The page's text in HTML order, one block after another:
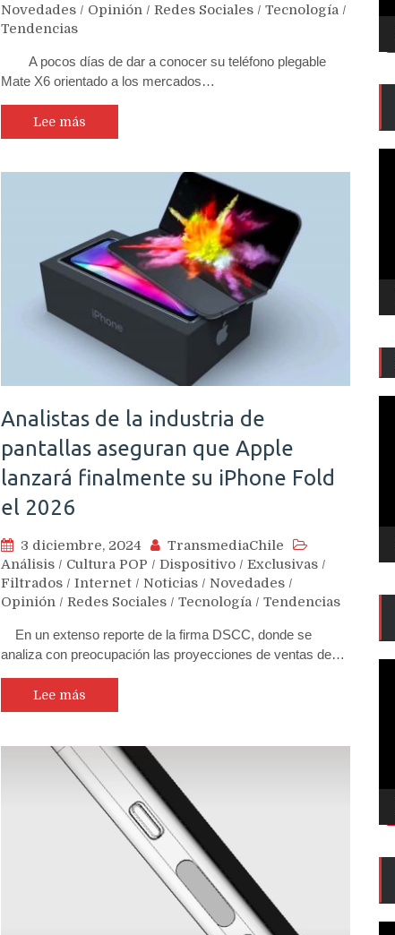
Novedades / Opinión / Redes Sociales / Tecnología /
Tendencias
A pocos días de dar a conocer su teléfono plegable
Mate X6 orientado a los mercados…
Lee más
Analistas de la industria de
pantallas aseguran que Apple
lanzará finalmente su iPhone Fold
el 2026
3 diciembre, 2024
TransmediaChile
Análisis / Cultura POP / Dispositivo / Exclusivas /
Filtrados / Internet / Noticias / Novedades /
Opinión / Redes Sociales / Tecnología / Tendencias
En un extenso reporte de la firma DSCC, donde se
analiza con preocupación las proyecciones de ventas de…
Lee más